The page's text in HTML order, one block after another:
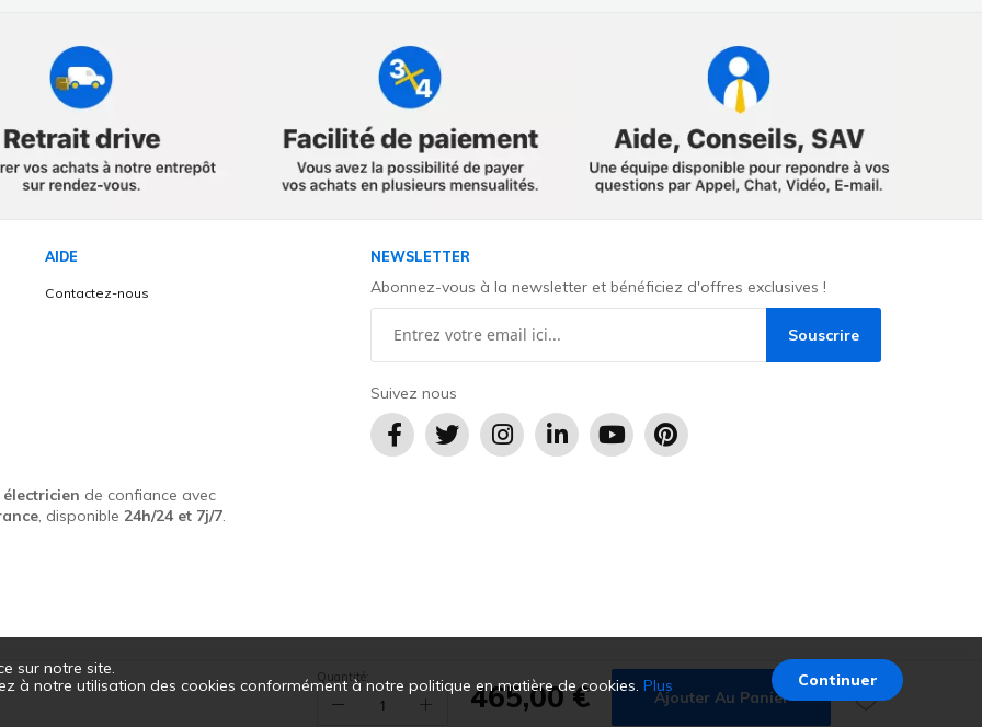
sur notre site.
à notre utilisation des cookies conformément à notre politique en matière de cookies. Plus
Continuer
Quantité:
465,00 € Ajouter Au Panier
AIDE
Contactez-nous
NEWSLETTER
Abonnez-vous à la newsletter et bénéficiez d'offres exclusives !
Souscrire
Suivez nous
électricien de confiance avec
, disponible 24h/24 et 7j/7.